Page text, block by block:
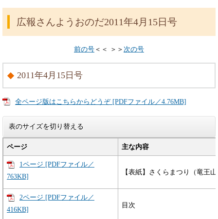
広報さんようおのだ2011年4月15日号
前の号 ＜＜ ＞＞ 次の号
2011年4月15日号
全ページ版はこちらからどうぞ [PDFファイル／4.76MB]
表のサイズを切り替える
ページ 主な内容
1ページ [PDFファイル／
763KB]
【表紙】さくらまつり（竜王
2ページ [PDFファイル／
416KB]
目次